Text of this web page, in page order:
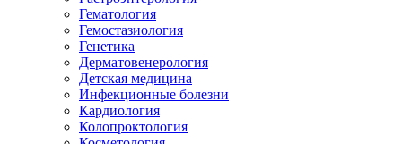
Гематология
Гемостазиология
Генетика
Дерматовенерология
Детская медицина
Инфекционные болезни
Кардиология
Колопроктология